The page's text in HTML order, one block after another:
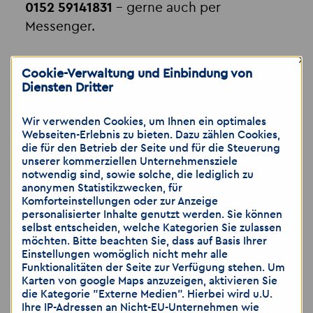
0152 59141831 – gerne auch per
Messenger.
Akzent Personaldienstleistungen GmbH
Ansprechpartnerin: Elin Wilhelm
04103 Leipzig
Telefon: 0341 9837828
Mobil: 0152 59141831
E-Mail:leipzig@akzent-personal.de
Wir freuen uns auf deine Bewerbung!
Arbeitgeberleistungen /
Unternehmensangebot
Cookie-Verwaltung und Einbindung von
Diensten Dritter
×
Wir verwenden Cookies, um Ihnen ein optimales
Webseiten-Erlebnis zu bieten. Dazu zählen Cookies,
die für den Betrieb der Seite und für die Steuerung
unserer kommerziellen Unternehmensziele
notwendig sind, sowie solche, die lediglich zu
anonymen Statistikzwecken, für
Komforteinstellungen oder zur Anzeige
personalisierter Inhalte genutzt werden. Sie können
selbst entscheiden, welche Kategorien Sie zulassen
möchten. Bitte beachten Sie, dass auf Basis Ihrer
Einstellungen womöglich nicht mehr alle
Funktionalitäten der Seite zur Verfügung stehen. Um
Karten von google Maps anzuzeigen, aktivieren Sie
die Kategorie "Externe Medien". Hierbei wird u.U.
Ihre IP-Adressen an Nicht-EU-Unternehmen wie